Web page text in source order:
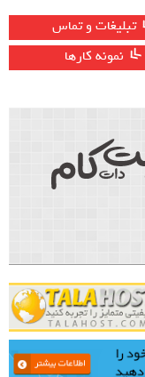
تبلیغات و تماس
نمونه کارها